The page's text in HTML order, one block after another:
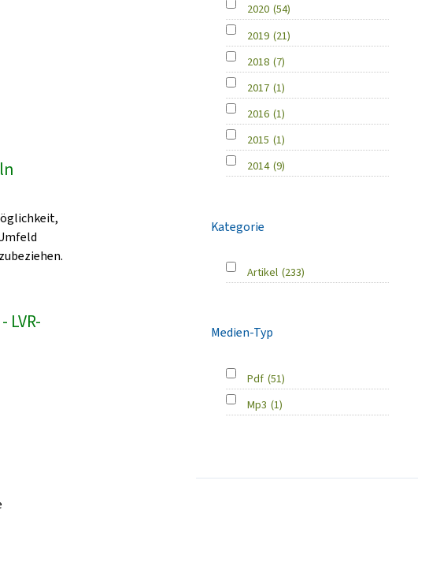
2020 (54)
2019 (21)
2018 (7)
2017 (1)
2016 (1)
2015 (1)
2014 (9)
Kategorie
Artikel (233)
Medien-Typ
Pdf (51)
Mp3 (1)